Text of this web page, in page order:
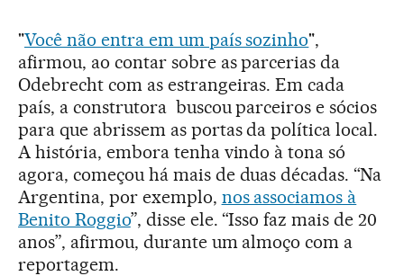
"Você não entra em um país sozinho",
afirmou, ao contar sobre as parcerias da
Odebrecht com as estrangeiras. Em cada
país, a construtora buscou parceiros e sócios
para que abrissem as portas da política local.
A história, embora tenha vindo à tona só
agora, começou há mais de duas décadas. “Na
Argentina, por exemplo, nos associamos à
Benito Roggio”, disse ele. “Isso faz mais de 20
anos”, afirmou, durante um almoço com a
reportagem.